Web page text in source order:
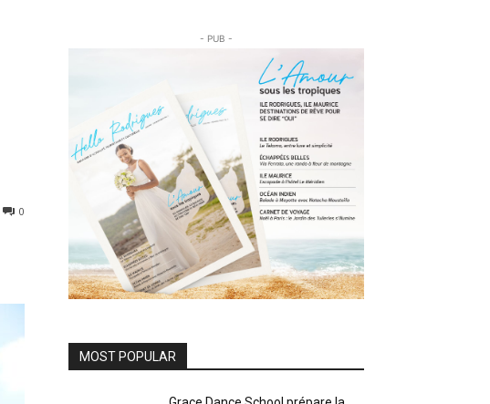
0
- PUB -
MOST POPULAR